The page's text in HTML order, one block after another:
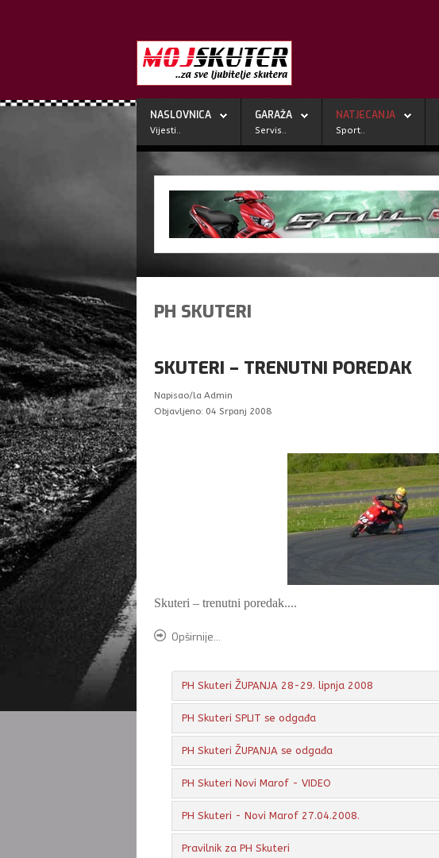
NASLOVNICA
Vijesti..
GARAŽA
Servis..
NATJECANJA
Sport..
PH SKUTERI
SKUTERI – TRENUTNI POREDAK
Napisao/la Admin
Objavljeno: 04 Srpanj 2008
Skuteri – trenutni poredak....
Opširnije...
PH Skuteri ŽUPANJA 28-29. lipnja 2008
PH Skuteri SPLIT se odgađa
PH Skuteri ŽUPANJA se odgađa
PH Skuteri Novi Marof - VIDEO
PH Skuteri - Novi Marof 27.04.2008.
Pravilnik za PH Skuteri